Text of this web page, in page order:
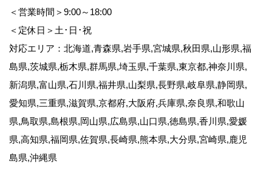
＜営業時間＞9:00～18:00
＜定休日＞土･日･祝
対応エリア：北海道,青森県,岩手県,宮城県,秋田県,山形県,福
島県,茨城県,栃木県,群馬県,埼玉県,千葉県,東京都,神奈川県,
新潟県,富山県,石川県,福井県,山梨県,長野県,岐阜県,静岡県,
愛知県,三重県,滋賀県,京都府,大阪府,兵庫県,奈良県,和歌山
県,鳥取県,島根県,岡山県,広島県,山口県,徳島県,香川県,愛媛
県,高知県,福岡県,佐賀県,長崎県,熊本県,大分県,宮崎県,鹿児
島県,沖縄県